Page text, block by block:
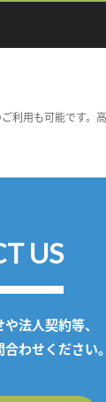
用も可能です
US
法人契約等、
わせください。